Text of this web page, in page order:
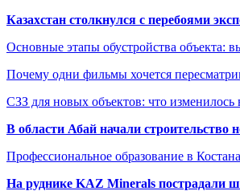
Казахстан столкнулся с перебоями
Основные этапы обустройства объекта:
Почему одни фильмы хочется
СЗЗ для новых объектов: что изменилось
В области Абай начали строительство
Профессиональное образование в
На руднике KAZ Minerals пострадали